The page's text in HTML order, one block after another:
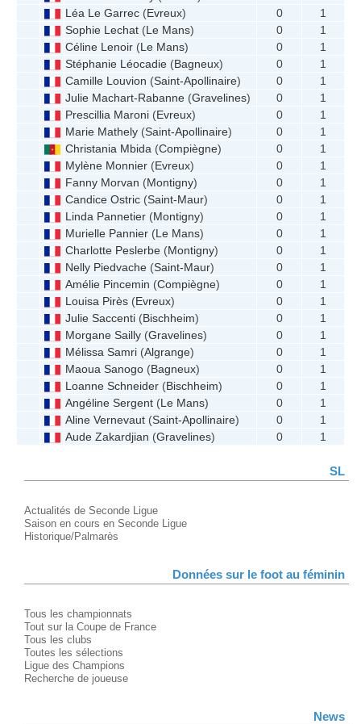
Léa Le Garrec (Evreux) 0
1
Sophie Lechat (Le Mans) 0
1
Céline Lenoir (Le Mans) 0
1
Stéphanie Léocadie (Bagneux) 0
1
Camille Louvion (Saint-Apollinaire) 0
1
Julie Machart-Rabanne (Gravelines) 0
1
Prescillia Maroni (Evreux) 0
1
Marie Mathely (Saint-Apollinaire) 0
1
Christania Mbida (Compiègne) 0
1
Mylène Monnier (Evreux) 0
1
Fanny Morvan (Montigny) 0
1
Candice Ostric (Saint-Maur) 0
1
Linda Pannetier (Montigny) 0
1
Murielle Pannier (Le Mans) 0
1
Charlotte Peslerbe (Montigny) 0
1
Nelly Piedvache (Saint-Maur) 0
1
Amélie Pincemin (Compiègne) 0
1
Louisa Pirès (Evreux) 0
1
Julie Saccenti (Bischheim) 0
1
Morgane Sailly (Gravelines) 0
1
Mélissa Samri (Algrange) 0
1
Maoua Sanogo (Bagneux) 0
1
Loanne Schneider (Bischheim) 0
1
Angéline Sergent (Le Mans) 0
1
Aline Vernevaut (Saint-Apollinaire) 0
1
Aude Zakardjian (Gravelines) 0 1
SL
Actualités de Seconde Ligue
Saison en cours en Seconde Ligue
Historique/Palmarès
Données sur le foot au féminin
Tous les championnats
Tout sur la Coupe de France
Tous les clubs
Toutes les sélections
Ligue des Champions
Recherche de joueuse
News